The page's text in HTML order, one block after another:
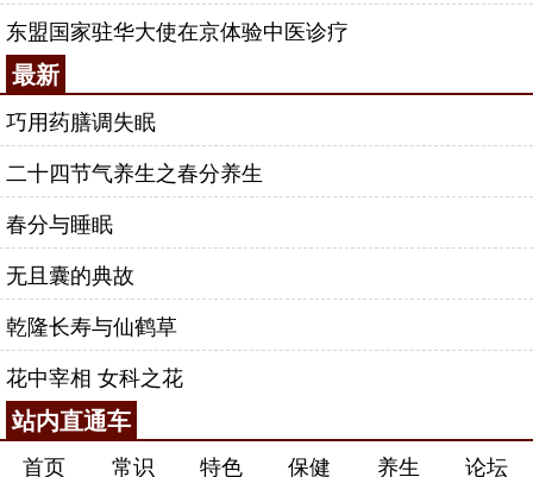
东盟国家驻华大使在京体验中医诊疗
最新
巧用药膳调失眠
二十四节气养生之春分养生
春分与睡眠
无且囊的典故
乾隆长寿与仙鹤草
花中宰相 女科之花
站内直通车
首页 常识 特色 保健 养生 论坛